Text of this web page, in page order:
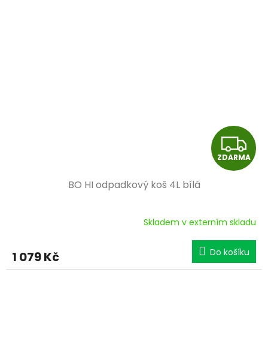
Z
D
R
M
A
ZDARMA
BO HI odpadkový koš 4L bílá
Skladem v externím skladu
1 079 Kč Do košíku